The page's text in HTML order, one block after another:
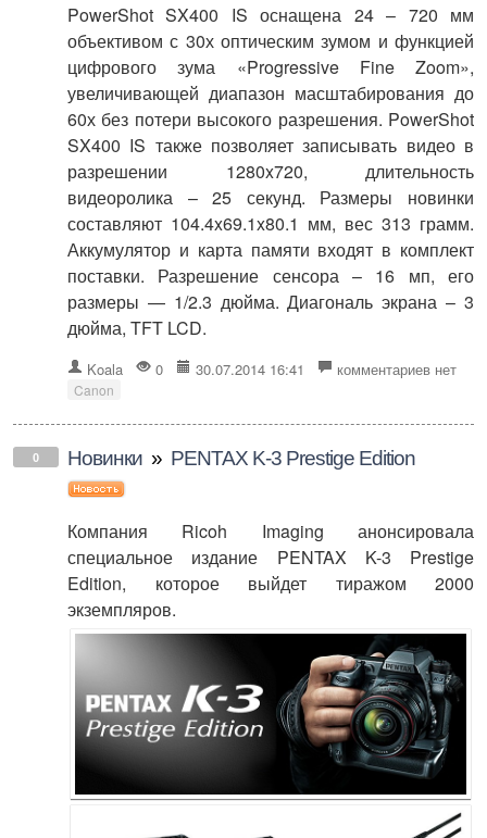
PowerShot SX400 IS оснащена 24 – 720 мм
объективом с 30х оптическим зумом и функцией
цифрового зума «Progressive Fine Zoom»,
увеличивающей диапазон масштабирования до
60х без потери высокого разрешения. PowerShot
SX400 IS также позволяет записывать видео в
разрешении 1280x720, длительность
видеоролика – 25 секунд. Размеры новинки
составляют 104.4x69.1x80.1 мм, вес 313 грамм.
Аккумулятор и карта памяти входят в комплект
поставки. Разрешение сенсора – 16 мп, его
размеры — 1/2.3 дюйма. Диагональ экрана – 3
дюйма, TFT LCD.
Koala 0 30.07.2014 16:41 комментариев нет
Canon
0 Новинки » PENTAX K-3 Prestige Edition
Компания Ricoh Imaging анонсировала
специальное издание PENTAX K-3 Prestige
Edition, которое выйдет тиражом 2000
экземпляров.